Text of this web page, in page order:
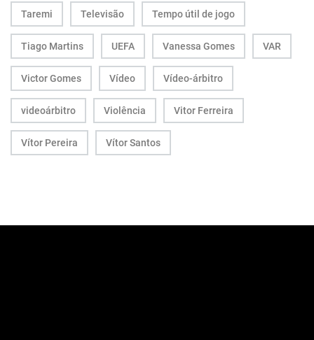
Taremi Televisão Tempo útil de jogo
Tiago Martins UEFA Vanessa Gomes VAR
Victor Gomes Vídeo Vídeo-árbitro
videoárbitro Violência Vitor Ferreira
Vítor Pereira Vítor Santos